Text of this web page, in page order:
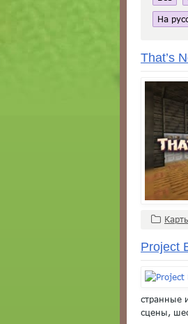
На
That’s
Project
странные
сцены,